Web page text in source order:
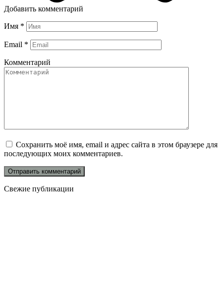
Добавить комментарий
Имя *
Email *
Комментарий
Сохранить моё имя, email и адрес сайта в этом браузере для
последующих моих комментариев.
Свежие публикации